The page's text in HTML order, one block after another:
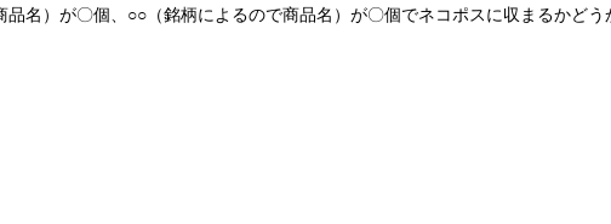
品名）が〇個、○○（銘柄によるので商品名）が〇個でネコポスに収まるかど